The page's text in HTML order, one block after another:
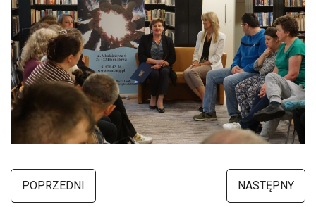
POPRZEDNI NASTĘPNY